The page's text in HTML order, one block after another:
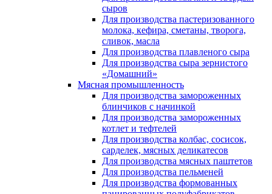
сыров
Для производства пастеризованного
молока, кефира, сметаны, творога,
сливок, масла
Для производства плавленого сыра
Для производства сыра зернистого
«Домашний»
Мясная промышленность
Для производства замороженных
блинчиков с начинкой
Для производства замороженных
котлет и тефтелей
Для производства колбас, сосисок,
сарделек, мясных деликатесов
Для производства мясных паштетов
Для производства пельменей
Для производства формованных